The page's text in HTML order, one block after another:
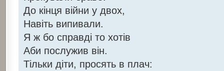
До кінця війни у двох,
Навіть випивали.
Я ж бо справді то хотів
Аби послужив він.
Тільки діти, просять в плач: